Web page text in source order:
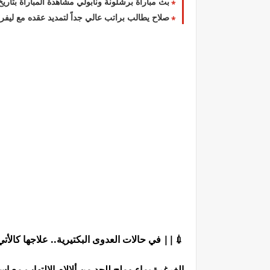
صلاح يطالب براتب عالي جداً لتمديد عقده مع
💉|| في حالات العدوى البكتيرية.. علاجها